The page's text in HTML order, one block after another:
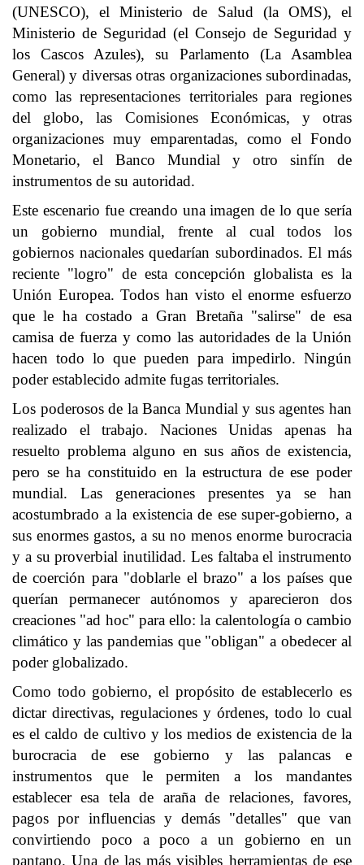
(UNESCO), el Ministerio de Salud (la OMS), el
Ministerio de Seguridad (el Consejo de Seguridad y
los Cascos Azules), su Parlamento (La Asamblea
General) y diversas otras organizaciones subordinadas,
como las representaciones territoriales para regiones
del globo, las Comisiones Económicas, y otras
organizaciones muy emparentadas, como el Fondo
Monetario, el Banco Mundial y otro sinfín de
instrumentos de su autoridad.
Este escenario fue creando una imagen de lo que sería
un gobierno mundial, frente al cual todos los
gobiernos nacionales quedarían subordinados. El más
reciente "logro" de esta concepción globalista es la
Unión Europea. Todos han visto el enorme esfuerzo
que le ha costado a Gran Bretaña "salirse" de esa
camisa de fuerza y como las autoridades de la Unión
hacen todo lo que pueden para impedirlo. Ningún
poder establecido admite fugas territoriales.
Los poderosos de la Banca Mundial y sus agentes han
realizado el trabajo. Naciones Unidas apenas ha
resuelto problema alguno en sus años de existencia,
pero se ha constituido en la estructura de ese poder
mundial. Las generaciones presentes ya se han
acostumbrado a la existencia de ese super-gobierno, a
sus enormes gastos, a su no menos enorme burocracia
y a su proverbial inutilidad. Les faltaba el instrumento
de coerción para "doblarle el brazo" a los países que
querían permanecer autónomos y aparecieron dos
creaciones "ad hoc" para ello: la calentología o cambio
climático y las pandemias que "obligan" a obedecer al
poder globalizado.
Como todo gobierno, el propósito de establecerlo es
dictar directivas, regulaciones y órdenes, todo lo cual
es el caldo de cultivo y los medios de existencia de la
burocracia de ese gobierno y las palancas e
instrumentos que le permiten a los mandantes
establecer esa tela de araña de relaciones, favores,
pagos por influencias y demás "detalles" que van
convirtiendo poco a poco a un gobierno en un
pantano. Una de las más visibles herramientas de ese